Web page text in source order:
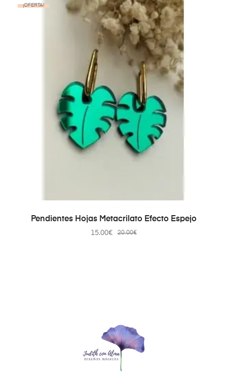
¡OFERTA!
AÑADIR AL CARRITO
Pendientes Hojas Metacrilato Efecto Espejo
20.00€
15.00€